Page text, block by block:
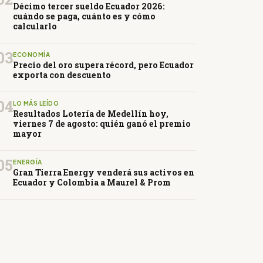
Décimo tercer sueldo Ecuador 2026:
cuándo se paga, cuánto es y cómo
calcularlo
ECONOMÍA
Precio del oro supera récord, pero Ecuador
exporta con descuento
LO MÁS LEÍDO
Resultados Lotería de Medellín hoy,
viernes 7 de agosto: quién ganó el premio
mayor
ENERGÍA
Gran Tierra Energy venderá sus activos en
Ecuador y Colombia a Maurel & Prom